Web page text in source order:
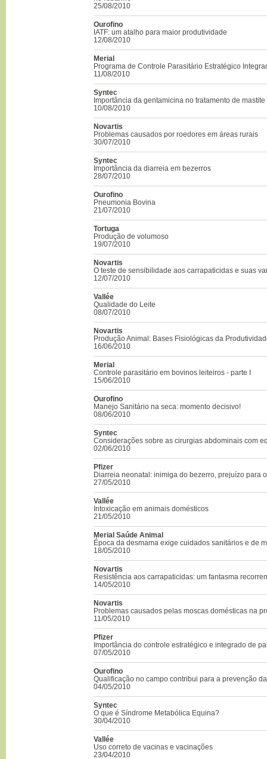
25/08/2010
Ourofino
IATF: um atalho para maior produtividade
12/08/2010
Merial
Programa de Controle Parasitário Estratégico
11/08/2010
Syntec
Importância da gentamicina no tratamento de
10/08/2010
Novartis
Problemas causados por roedores em áreas rurais
30/07/2010
Syntec
Importância da diarreia em bezerros
28/07/2010
Ourofino
Pneumonia Bovina
21/07/2010
Tortuga
Produção de volumoso
19/07/2010
Novartis
O teste de sensibilidade aos carrapaticidas e suas
12/07/2010
Vallée
Qualidade do Leite
08/07/2010
Novartis
Produção Animal: Bases Fisiológicas da
16/06/2010
Merial
Controle parasitário em bovinos leiteiros - parte I
15/06/2010
Ourofino
Manejo Sanitário na seca: momento decisivo!
08/06/2010
Syntec
Considerações sobre as cirurgias abdominais com
02/06/2010
Pfizer
Diarreia neonatal: inimiga do bezerro, prejuízo para
27/05/2010
Vallée
Intoxicação em animais domésticos
21/05/2010
Merial Saúde Animal
Época da desmama exige cuidados sanitários e de
18/05/2010
Novartis
Resistência aos carrapaticidas: um fantasma
14/05/2010
Novartis
Problemas causados pelas moscas domésticas na
11/05/2010
Pfizer
Importância do controle estratégico e integrado de
07/05/2010
Ourofino
Qualificação no campo contribui para a prevenção
04/05/2010
Syntec
O que é Síndrome Metabólica Equina?
30/04/2010
Vallée
Uso correto de vacinas e vacinações
23/04/2010